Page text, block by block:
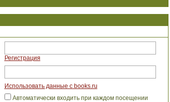
Регистрация
Использовать данные с books.ru
Автоматически входить при каждом посещении